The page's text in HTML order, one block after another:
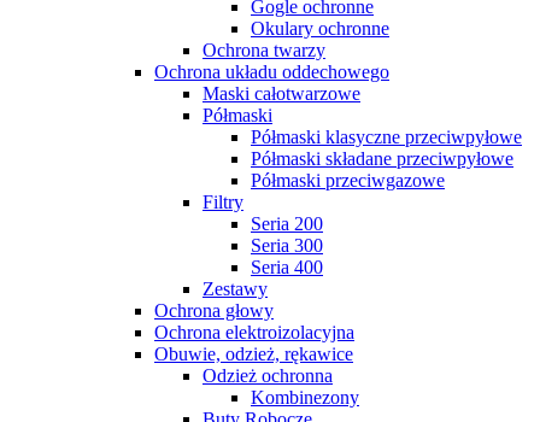
Gogle ochronne
Okulary ochronne
Ochrona twarzy
Ochrona układu oddechowego
Maski całotwarzowe
Półmaski
Półmaski klasyczne przeciwpyłowe
Półmaski składane przeciwpyłowe
Półmaski przeciwgazowe
Filtry
Seria 200
Seria 300
Seria 400
Zestawy
Ochrona głowy
Ochrona elektroizolacyjna
Obuwie, odzież, rękawice
Odzież ochronna
Kombinezony